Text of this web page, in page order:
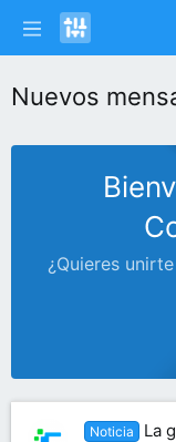
Nuevos
¿Quieres
Noticia
La